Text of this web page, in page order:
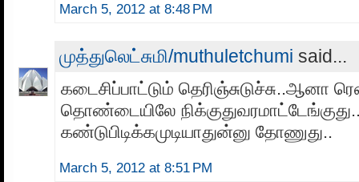
March 5, 2012 at 8:48 PM
முத்துலெட்சுமி/muthuletchumi said...
கடைசிப்பாட்டும் தெரிஞ்சுடுச்சு..ஆனா
தொண்டையிலே
கண்டுபிடிக்கமுடியாதுன்னு தோணுது..
March 5, 2012 at 8:51 PM